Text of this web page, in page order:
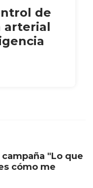
de
arterial
campaña "Lo que
cómo me